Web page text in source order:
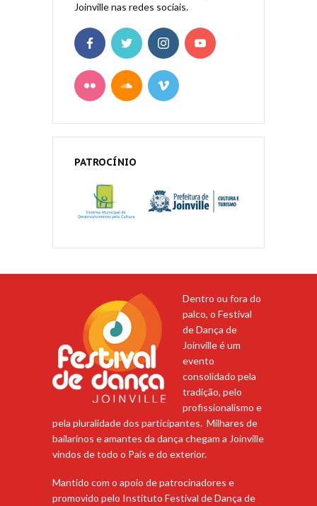
Joinville nas redes sociais.
PATROCÍNIO
Dentro ou fora do
palco, o Festival
de Dança de
Joinville é um
evento
consolidado pela
tradição, pelo
profissionalismo e
pela pluralidade dos participantes. Milhares de
bailarinos e amantes da dança chegam a Joinville
vindos de todo o País e do exterior.
Mantido com o apoio de patrocinadores e
promovido pelo Instituto Festival de Dança de